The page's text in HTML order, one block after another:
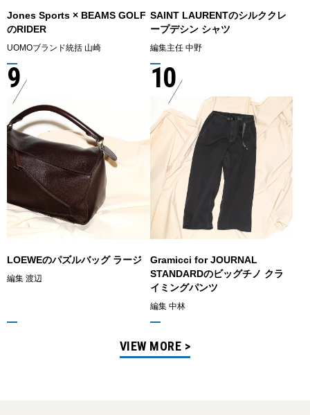
Jones Sports × BEAMS GOLF
のRIDER
UOMOブランド統括 山崎
SAINT LAURENTのシルククレ
ープデシン シャツ
編集主任 中野
9
LOEWEのパズルバッグ ラージ
編集 渡辺
10
Gramicci for JOURNAL
STANDARDのビッグチノ クラ
イミングパンツ
編集 中林
VIEW MORE >